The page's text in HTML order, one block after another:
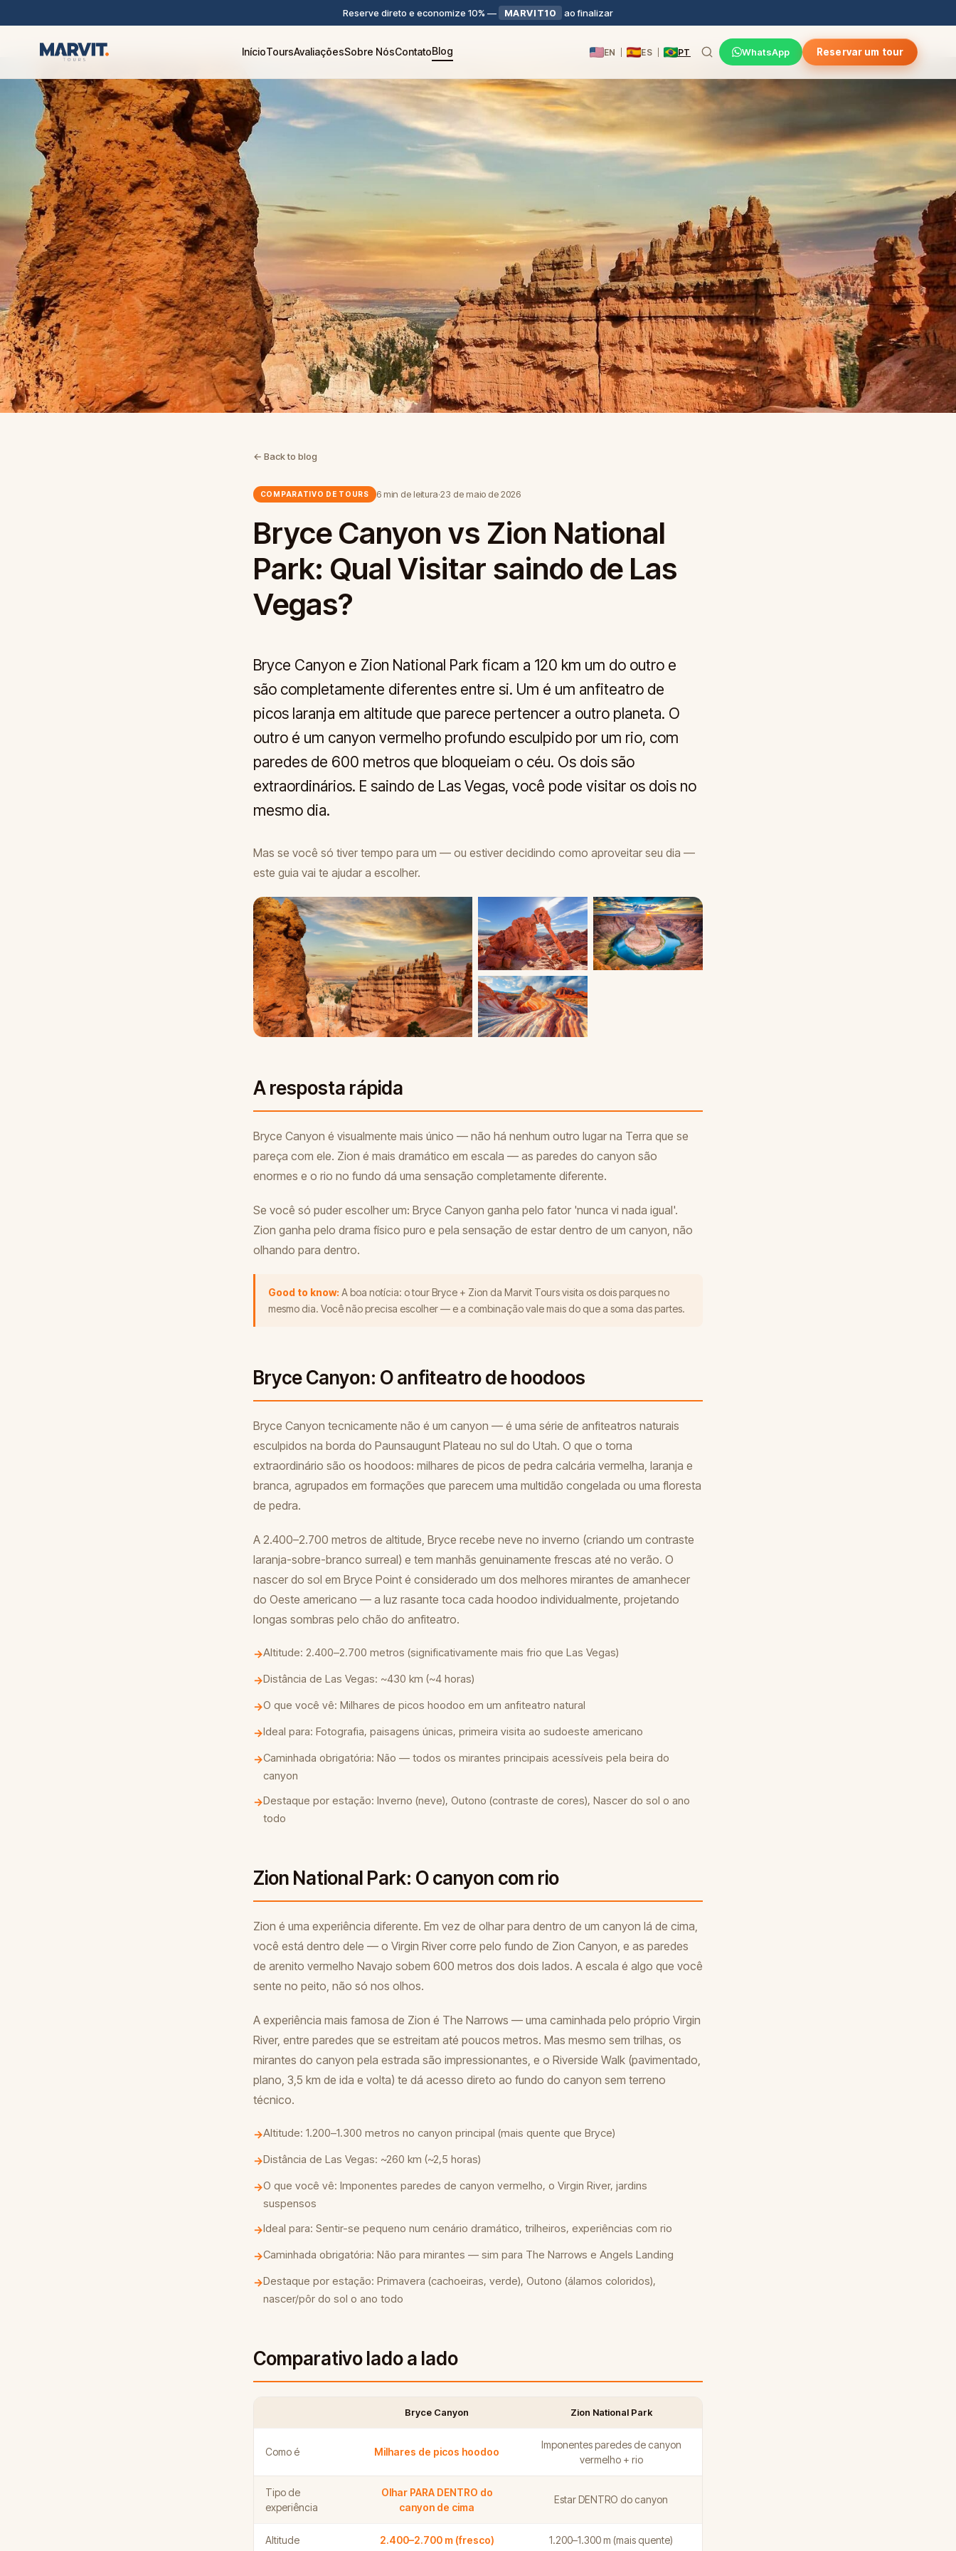
Reserve direto e economize 10% — MARVIT10 ao finalizar
InícioToursAvaliaçõesSobre NósContatoBlog EN ES PT WhatsApp Reservar um tour
← Back to blog
COMPARATIVO DE TOURS 6 min de leitura·23 de maio de 2026
Bryce Canyon vs Zion National
Park: Qual Visitar saindo de Las
Vegas?
Bryce Canyon e Zion National Park ficam a 120 km um do outro e
são completamente diferentes entre si. Um é um anfiteatro de
picos laranja em altitude que parece pertencer a outro planeta. O
outro é um canyon vermelho profundo esculpido por um rio, com
paredes de 600 metros que bloqueiam o céu. Os dois são
extraordinários. E saindo de Las Vegas, você pode visitar os dois no
mesmo dia.
Mas se você só tiver tempo para um — ou estiver decidindo como aproveitar seu dia —
este guia vai te ajudar a escolher.
A resposta rápida
Bryce Canyon é visualmente mais único — não há nenhum outro lugar na Terra que se
pareça com ele. Zion é mais dramático em escala — as paredes do canyon são
enormes e o rio no fundo dá uma sensação completamente diferente.
Se você só puder escolher um: Bryce Canyon ganha pelo fator 'nunca vi nada igual'.
Zion ganha pelo drama físico puro e pela sensação de estar dentro de um canyon, não
olhando para dentro.
Good to know: A boa notícia: o tour Bryce + Zion da Marvit Tours visita os dois parques no
mesmo dia. Você não precisa escolher — e a combinação vale mais do que a soma das partes.
Bryce Canyon: O anfiteatro de hoodoos
Bryce Canyon tecnicamente não é um canyon — é uma série de anfiteatros naturais
esculpidos na borda do Paunsaugunt Plateau no sul do Utah. O que o torna
extraordinário são os hoodoos: milhares de picos de pedra calcária vermelha, laranja e
branca, agrupados em formações que parecem uma multidão congelada ou uma floresta
de pedra.
A 2.400–2.700 metros de altitude, Bryce recebe neve no inverno (criando um contraste
laranja-sobre-branco surreal) e tem manhãs genuinamente frescas até no verão. O
nascer do sol em Bryce Point é considerado um dos melhores mirantes de amanhecer
do Oeste americano — a luz rasante toca cada hoodoo individualmente, projetando
longas sombras pelo chão do anfiteatro.
→Altitude: 2.400–2.700 metros (significativamente mais frio que Las Vegas)
→Distância de Las Vegas: ~430 km (~4 horas)
→O que você vê: Milhares de picos hoodoo em um anfiteatro natural
→Ideal para: Fotografia, paisagens únicas, primeira visita ao sudoeste americano
→Caminhada obrigatória: Não — todos os mirantes principais acessíveis pela beira do
canyon
→Destaque por estação: Inverno (neve), Outono (contraste de cores), Nascer do sol o ano
todo
Zion National Park: O canyon com rio
Zion é uma experiência diferente. Em vez de olhar para dentro de um canyon lá de cima,
você está dentro dele — o Virgin River corre pelo fundo de Zion Canyon, e as paredes
de arenito vermelho Navajo sobem 600 metros dos dois lados. A escala é algo que você
sente no peito, não só nos olhos.
A experiência mais famosa de Zion é The Narrows — uma caminhada pelo próprio Virgin
River, entre paredes que se estreitam até poucos metros. Mas mesmo sem trilhas, os
mirantes do canyon pela estrada são impressionantes, e o Riverside Walk (pavimentado,
plano, 3,5 km de ida e volta) te dá acesso direto ao fundo do canyon sem terreno
técnico.
→Altitude: 1.200–1.300 metros no canyon principal (mais quente que Bryce)
→Distância de Las Vegas: ~260 km (~2,5 horas)
→O que você vê: Imponentes paredes de canyon vermelho, o Virgin River, jardins
suspensos
→Ideal para: Sentir-se pequeno num cenário dramático, trilheiros, experiências com rio
→Caminhada obrigatória: Não para mirantes — sim para The Narrows e Angels Landing
→Destaque por estação: Primavera (cachoeiras, verde), Outono (álamos coloridos),
nascer/pôr do sol o ano todo
Comparativo lado a lado
Bryce Canyon Zion National Park
Como é Milhares de picos hoodoo
Imponentes paredes de canyon
vermelho + rio
Tipo de
experiência
Olhar PARA DENTRO do
canyon de cima
Estar DENTRO do canyon
Altitude 2.400–2.700 m (fresco) 1.200–1.300 m (mais quente)